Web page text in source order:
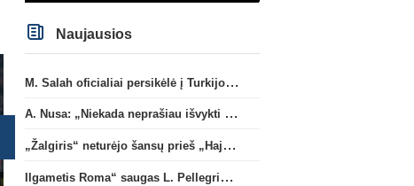
Pasaulio futbolo čempionatas 2026
Naujausios
M. Salah oficialiai persikėlė į Turkijos ekipą „Trabzonspor“
A. Nusa: „Niekada neprašiau išvykti iš „RB Leipzig“ klubo“
„Žalgiris“ neturėjo šansų prieš „Hajduk“
Ilgametis Roma“ saugas L. Pellegrini dar metams liks šiame klube